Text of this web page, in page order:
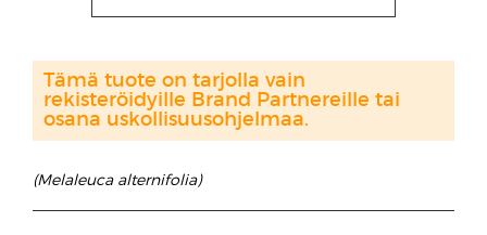
(Melaleuca alternifolia)
Tämä tuote on tarjolla vain
rekisteröidyille Brand Partnereille tai
osana uskollisuusohjelmaa.